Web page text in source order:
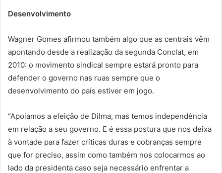
Desenvolvimento
Wagner Gomes afirmou também algo que as centrais vêm
apontando desde a realização da segunda Conclat, em
2010: o movimento sindical sempre estará pronto para
defender o governo nas ruas sempre que o
desenvolvimento do país estiver em jogo.
“Apoiamos a eleição de Dilma, mas temos independência
em relação a seu governo. E é essa postura que nos deixa
à vontade para fazer críticas duras e cobranças sempre
que for preciso, assim como também nos colocarmos ao
lado da presidenta caso seja necessário enfrentar a